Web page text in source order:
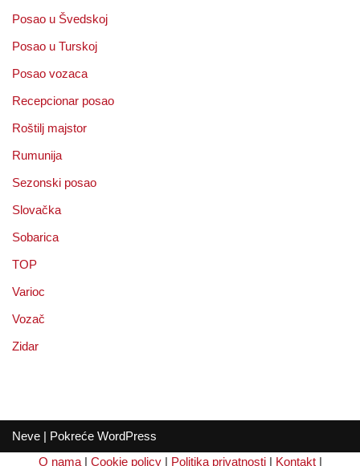
Posao u Švedskoj
Posao u Turskoj
Posao vozaca
Recepcionar posao
Roštilj majstor
Rumunija
Sezonski posao
Slovačka
Sobarica
TOP
Varioc
Vozač
Zidar
Neve | Pokreće WordPress
O nama | Cookie policy | Politika privatnosti | Kontakt |